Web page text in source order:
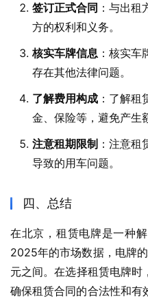
签订正式合同 ：与出
方的权利和义务。
核实车牌信息 ：核实
存在其他法律问题。
了解费用构成 ：了解
金、保险等，避免产生
注意租期限制 ：注意
导致的用车问题。​
四、总结
在北京，租赁电牌是一种
2025年的市场数据，电牌
元之间。​在选择租赁电牌时
确保租赁合同的合法性和有